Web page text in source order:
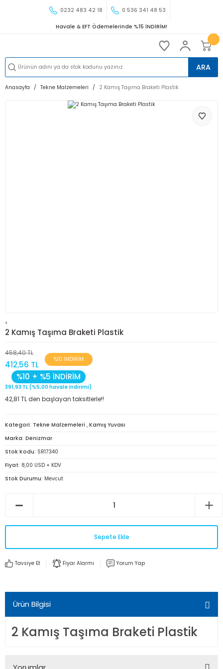
0232 483 42 18 0 536 341 48 53
Havale & EFT Ödemelerinde %15 İNDİRİM!
ARA
Anasayfa Tekne Malzemeleri 2 Kamış Taşıma Braketi Plastik
<
2 Kamış Taşıma Braketi Plastik
458,40 TL
412,56 TL
%10 İNDİRİM
%10 + %5 İNDİRİM
391,93 TL (%5,00 havale indirimi)
42,81 TL den başlayan taksitlerle!!
Kategori Tekne Malzemeleri , Kamış Yuvası
Marka Denizmar
Stok Kodu SR17340
Fiyat 8,00 USD + KDV
Stok Durumu Mevcut
Sepete Ekle
Tavsiye Et Fiyar Alarmı Yorum Yap
Ürün Bilgisi
2 Kamış Taşıma Braketi Plastik